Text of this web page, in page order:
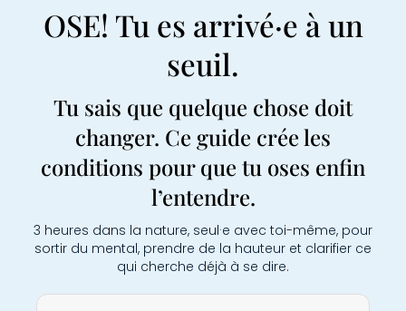
OSE! Tu es arrivé·e à un
seuil.
Tu sais que quelque chose doit
changer. Ce guide crée les
conditions pour que tu oses enfin
l’entendre.
3 heures dans la nature, seul·e avec toi-même, pour
sortir du mental, prendre de la hauteur et clarifier ce
qui cherche déjà à se dire.